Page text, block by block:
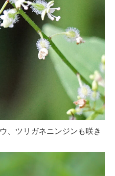
、ツリガネニンジンも咲き